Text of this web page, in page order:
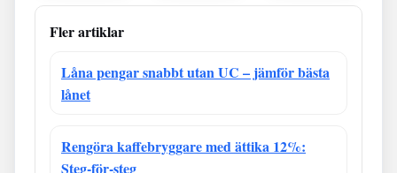
Casting och söka vård
Fler artiklar
Låna pengar snabbt utan UC – jämför bästa
lånet
Rengöra kaffebryggare med ättika 12%:
Steg-för-steg